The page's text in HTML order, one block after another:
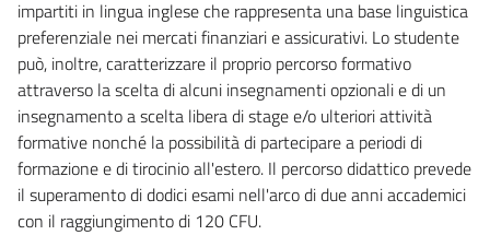
impartiti in lingua inglese che rappresenta una base linguistica
preferenziale nei mercati finanziari e assicurativi. Lo studente
può, inoltre, caratterizzare il proprio percorso formativo
attraverso la scelta di alcuni insegnamenti opzionali e di un
insegnamento a scelta libera di stage e/o ulteriori attività
formative nonché la possibilità di partecipare a periodi di
formazione e di tirocinio all'estero. Il percorso didattico prevede
il superamento di dodici esami nell'arco di due anni accademici
con il raggiungimento di 120 CFU.